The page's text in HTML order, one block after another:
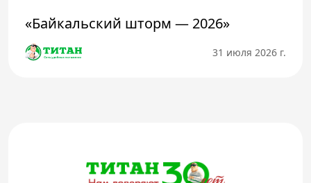
«Байкальский шторм — 2026»
31 июля 2026 г.